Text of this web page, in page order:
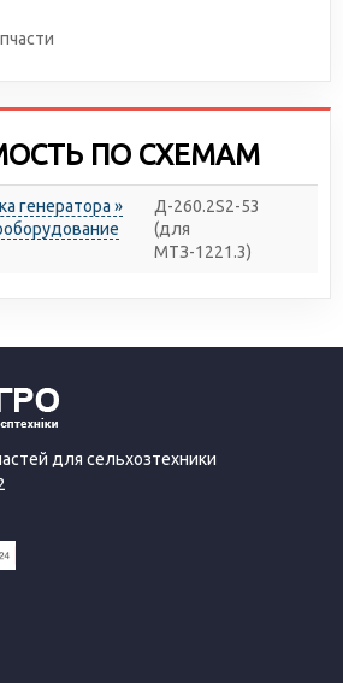
ПО СХЕМАМ
генератора »
Д-260.2S2-53
(для
МТЗ-1221.3)
для сельхозтехники